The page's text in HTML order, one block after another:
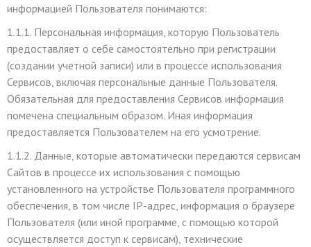
информацией Пользователя понимаются:
1.1.1. Персональная информация, которую Пользователь
предоставляет о себе самостоятельно при регистрации
(создании учетной записи) или в процессе использования
Сервисов, включая персональные данные Пользователя.
Обязательная для предоставления Сервисов информация
помечена специальным образом. Иная информация
предоставляется Пользователем на его усмотрение.
1.1.2. Данные, которые автоматически передаются сервисам
Сайтов в процессе их использования с помощью
установленного на устройстве Пользователя программного
обеспечения, в том числе IP-адрес, информация о браузере
Пользователя (или иной программе, с помощью которой
осуществляется доступ к сервисам), технические